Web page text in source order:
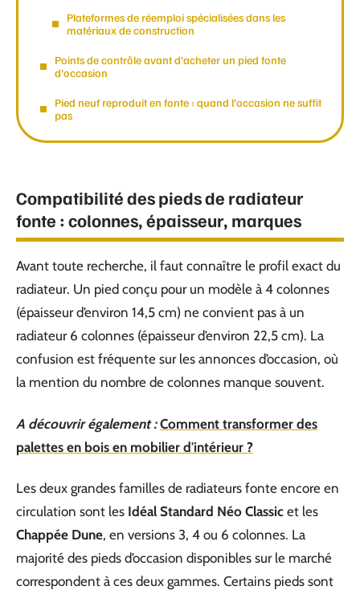
Plateformes de réemploi spécialisées dans les
matériaux de construction
Points de contrôle avant d’acheter un pied fonte
d’occasion
Pied neuf reproduit en fonte : quand l’occasion ne suffit
pas
Compatibilité des pieds de radiateur
fonte : colonnes, épaisseur, marques
Avant toute recherche, il faut connaître le profil exact du
radiateur. Un pied conçu pour un modèle à 4 colonnes
(épaisseur d’environ 14,5 cm) ne convient pas à un
radiateur 6 colonnes (épaisseur d’environ 22,5 cm). La
confusion est fréquente sur les annonces d’occasion, où
la mention du nombre de colonnes manque souvent.
A découvrir également : Comment transformer des
palettes en bois en mobilier d'intérieur ?
Les deux grandes familles de radiateurs fonte encore en
circulation sont les Idéal Standard Néo Classic et les
Chappée Dune, en versions 3, 4 ou 6 colonnes. La
majorité des pieds d’occasion disponibles sur le marché
correspondent à ces deux gammes. Certains pieds sont